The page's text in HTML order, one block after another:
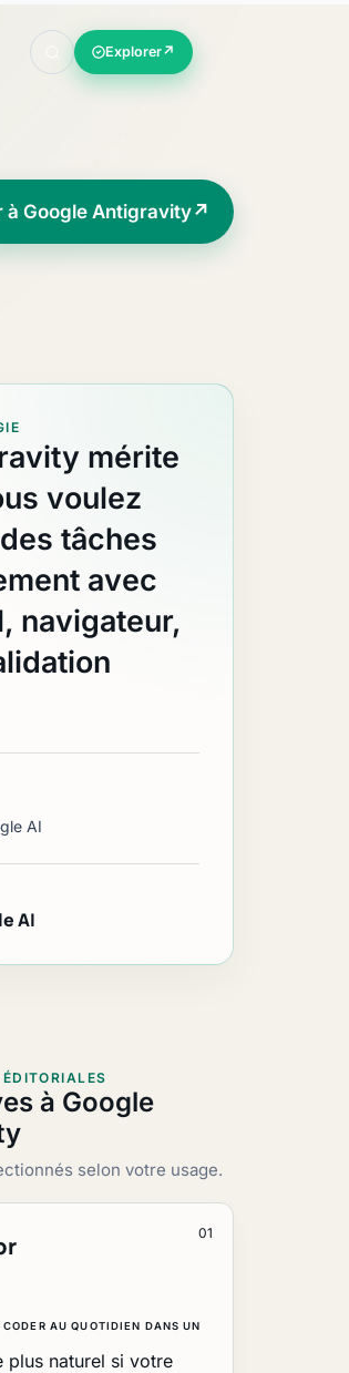
Explorer ↗
à Google Antigravity↗
mérite
voulez
tâches
avec
navigateur,
AI
AI
à Google
selon votre usage.
01
CODER AU QUOTIDIEN DANS UN
plus naturel si votre